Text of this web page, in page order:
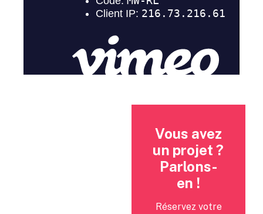
Vous avez
un projet ?
Parlons-
en !
Réservez votre